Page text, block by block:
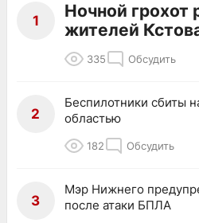
1
Ночной грохот
жителей
335 Обсудить
2
Беспилотники сбиты
областью
182 Обсудить
3
Мэр Нижнего
после атаки БПЛА